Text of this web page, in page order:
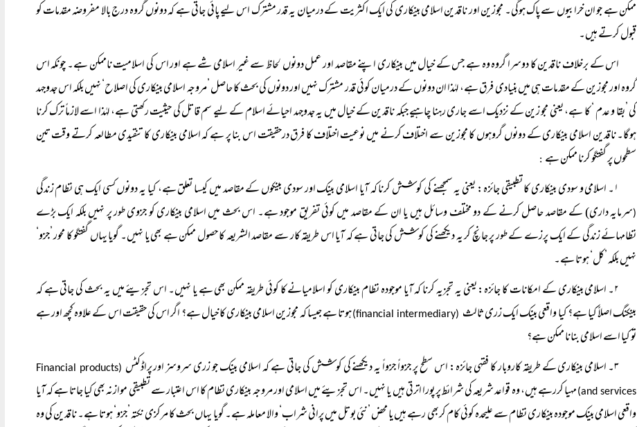
ممکن ہے جو ان خرابیوں سے پاک ہوگی۔ مجوزین اور ناقدین اسلامی بینکاری کی ایک اکثریت کے درمیان یہ قدر مشترک اس لیے پائی جاتی ہے کہ دونوں گروہ درج بالا مفروضہ مقدمات کو
قبول کرتے ہیں۔
اس کے برخلاف ناقدین کا دوسرا گروہ وہ ہے جس کے خیال میں بینکاری اپنے مقاصد اور عمل دونوں لحاظ سے غیر اسلامی شے ہے اور اس کی اسلامیت ناممکن ہے۔ چونکہ اس
گروہ اور مجوزین کے مقدمات ہی میں بنیادی فرق ہے، لہٰذا ان دونوں کے درمیان کوئی قدر مشترک نہیں اور دونوں کی بحث کا حاصل ’مروجہ اسلامی بینکاری کی اصلاح‘ نہیں بلکہ اس جدوجہد
کی ’بقا و عدم ‘ کا ہے، یعنی مجو زین کے نزدیک اسے جاری رہنا چاہیے جبکہ ناقدین کے خیال میں یہ جدوجہد احیائے اسلام کے لیے سم قاتل کی حیثیت رکھتی ہے، لہٰذا اسے لازماً ترک کرنا
ہوگا۔ ناقدین اسلامی بینکاری کے دونوں گروہوں کا مجوزین سے اختلاف کرنے میں نوعیت اختلاف کا فرق درحقیقت اس بنا پر ہے کہ اسلامی بینکاری کا تنقیدی مطالعہ کرتے وقت تین
سطحوں پر گفتگو کرنا ممکن ہے :
۱۔ اسلامی و سودی بینکاری کا تطبیقی جائزہ: یعنی یہ سمجھنے کی کوشش کرنا کہ آیا اسلامی بینک اور سودی بینکوں کے مقاصد میں کیسا تعلق ہے، کیا یہ دونوں کسی ایک ہی نظام زندگی
(سرمایہ داری) کے مقاصد حاصل کرنے کے دو مختلف وسائل ہیں یا ان کے مقاصد میں کوئی تفریق موجود ہے۔ اس بحث میں اسلامی بینکاری کو جزوی طور پر نہیں بلکہ ایک بڑے
نظامہائے زندگی کے ایک پرزے کے طور پر جانچ کر یہ دیکھنے کی کوشش کی جاتی ہے کہ آیا اس طریقہ کار سے مقاصد الشریعہ کا حصول ممکن ہے بھی یا نہیں۔ گویا یہاں گفتگو کا محور ’جزو‘
نہیں بلکہ ’کل‘ ہوتا ہے۔
۲۔ اسلامی بینکاری کے امکانات کا جائزہ: یعنی یہ تجزیہ کرنا کہ آیا موجودہ نظام بینکاری کو اسلامیانے کا کوئی طریقہ ممکن بھی ہے یا نہیں۔ اس تجزیئے میں یہ بحث کی جاتی ہے کہ
بینکنگ اصلاً کیا ہے؟ کیا واقعی بینک ایک زری ثالث (financial intermediary)
ہوتا ہے جیسا کہ مجوزین اسلامی بینکاری کا خیال ہے؟ اگر اس کی حقیقت اس کے علاوہ کچھ اور ہے
تو کیا اسے اسلامی بنانا ممکن ہے؟
۳۔ اسلامی بینکاری کے طریقہ کاروبار کا فقہی جائزہ: اس سطح پر جزواً جزواً یہ دیکھنے کی کوشش کی جاتی ہے کہ اسلامی بینک جو زری سروسز اور پراڈکٹس
(Financial products
and services) مہیا کررہے ہیں، وہ قواعد شریعہ کی شرائط پر پورا اترتی ہیں یا نہیں۔ اس تجزیئے میں اسلامی اور مروجہ بینکاری نظام کا اس اعتبار سے تطبیقی موازنہ بھی کیا جاتا ہے کہ آیا
واقعی اسلامی بینک موجودہ بینکاری نظام سے علیحدہ کوئی کام کربھی رہے ہیں یا محض ’نئی بوتل میں پرانی شراب‘ والا معاملہ ہے۔ گویا یہاں بحث کا مرکزی نکتہ ’جزو‘ ہوتا ہے۔ ناقدین کی وہ